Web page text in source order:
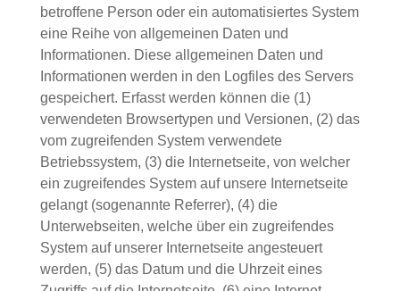
betroffene Person oder ein automatisiertes System
eine Reihe von allgemeinen Daten und
Informationen. Diese allgemeinen Daten und
Informationen werden in den Logfiles des Servers
gespeichert. Erfasst werden können die (1)
verwendeten Browsertypen und Versionen, (2) das
vom zugreifenden System verwendete
Betriebssystem, (3) die Internetseite, von welcher
ein zugreifendes System auf unsere Internetseite
gelangt (sogenannte Referrer), (4) die
Unterwebseiten, welche über ein zugreifendes
System auf unserer Internetseite angesteuert
werden, (5) das Datum und die Uhrzeit eines